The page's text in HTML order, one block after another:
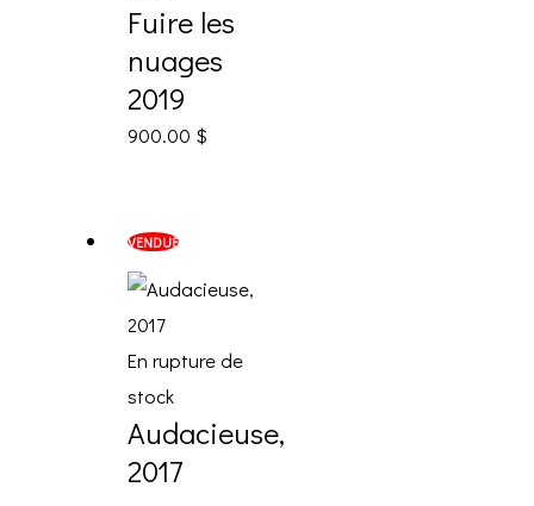
Fuire les
nuages
2019
900.00 $
VENDUE
En rupture de
stock
Audacieuse,
2017